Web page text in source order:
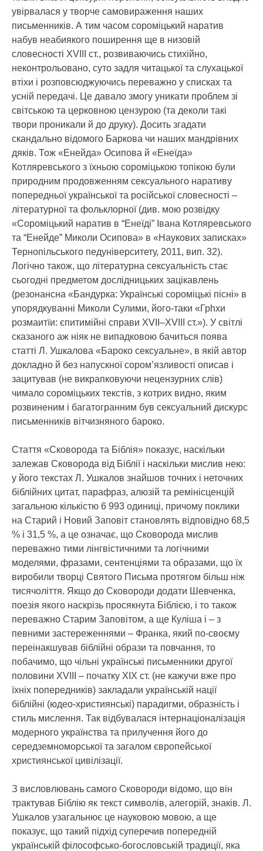
увірвалася у творче самовираження наших
письменників. А тим часом сороміцький наратив
набув неабиякого поширення ще в низовій
словесності XVIII ст., розвиваючись стихійно,
неконтрольовано, суто задля читацької та слухацької
втіхи і розповсюджуючись переважно у списках та
усній передачі. Це давало змогу уникати проблем зі
світською та церковною цензурою (та деколи такі
твори проникали й до друку). Досить згадати
скандально відомого Баркова чи наших мандрівних
дяків. Тож «Енейда» Осипова й «Енеїда»
Котляревського з їхньою сороміцькою топікою були
природним продовженням сексуального наративу
попередньої української та російської словесності –
літературної та фольклорної (див. мою розвідку
«Сороміцький наратив в “Енеїді” Івана Котляревського
та “Енейде” Миколи Осипова» в «Наукових записках»
Тернопільського педуніверситету, 2011, вип. 32).
Логічно також, що літературна сексуальність стає
сьогодні предметом дослідницьких зацікавлень
(резонансна «Бандурка: Українські сороміцькі пісні» в
упорядкуванні Миколи Сулими, його-таки «Грhхи
розмаитїи: єпитимійні справи XVII–XVIII ст.»). У світлі
сказаного аж ніяк не випадковою бачиться поява
статті Л. Ушкалова «Бароко сексуальне», в якій автор
докладно й без напускної сором’язливості описав і
зацитував (не викрапковуючи нецензурних слів)
чимало сороміцьких текстів, з котрих видно, яким
розвиненим і багатогранним був сексуальний дискурс
письменників вітчизняного бароко.
Стаття «Сковорода та Біблія» показує, наскільки
залежав Сковорода від Біблії і наскільки мислив нею:
у його текстах Л. Ушкалов знайшов точних і неточних
біблійних цитат, парафраз, алюзій та ремінісценцій
загальною кількістю 6 993 одиниці, причому поклики
на Старий і Новий Заповіт становлять відповідно 68,5
% і 31,5 %, а це означає, що Сковорода мислив
переважно тими лінгвістичними та логічними
моделями, фразами, сентенціями та образами, що їх
виробили творці Святого Письма протягом більш ніж
тисячоліття. Якщо до Сковороди додати Шевченка,
поезія якого наскрізь просякнута Біблією, і то також
переважно Старим Заповітом, а ще Куліша і – з
певними застереженнями – Франка, який по-своєму
переінакшував біблійні образи та повчання, то
побачимо, що чільні українські письменники другої
половини XVIII – початку ХІХ ст. (не кажучи вже про
їхніх попередників) закладали українській нації
біблійні (юдео-християнські) парадигми, образність і
стиль мислення. Так відбувалася інтернаціоналізація
модерного українства та прилучення його до
середземноморської та загалом європейської
християнської цивілізації.
З висловлювань самого Сковороди відомо, що він
трактував Біблію як текст символів, алегорій, знаків. Л.
Ушкалов узагальнює це науковою мовою, а ще
показує, що такий підхід суперечив попередній
українській філософсько-богословській традиції, яка